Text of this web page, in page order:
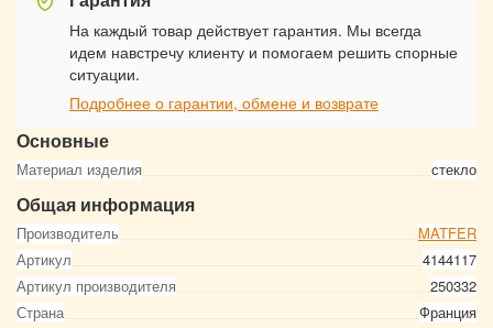
Основные
Материал изделия стекло
Общая информация
Производитель
MATFER
Артикул
4144117
Артикул производителя
250332
Страна
Франция
На каждый товар действует гарантия. Мы всегда
идем навстречу клиенту и помогаем решить спорные
ситуации.
Подробнее о гарантии, обмене и возврате